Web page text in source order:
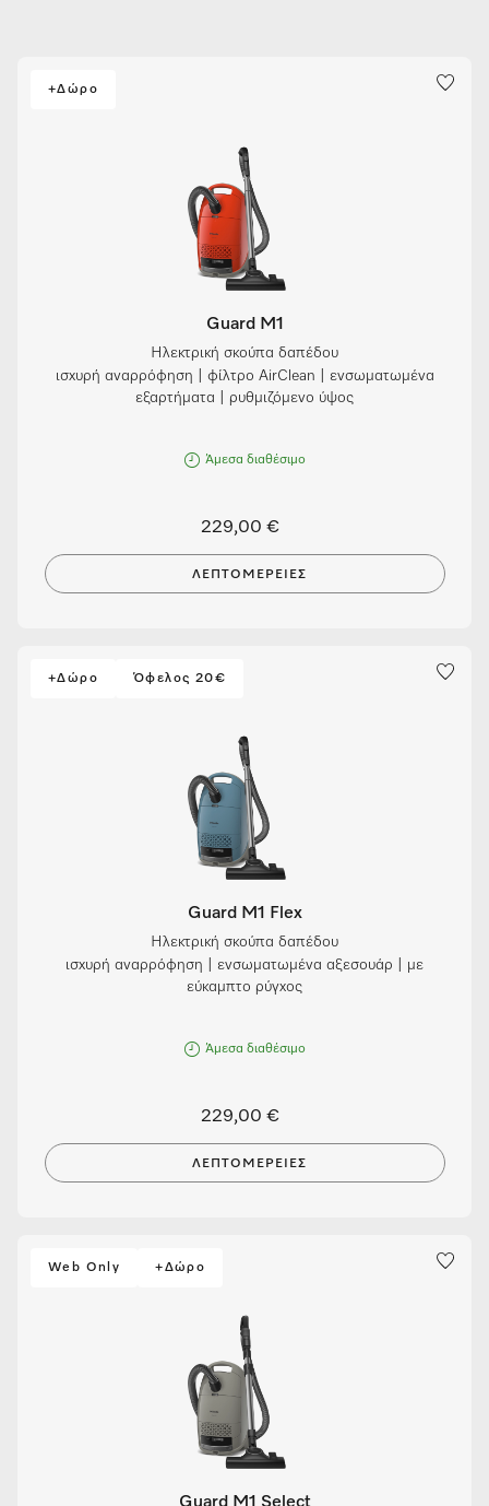
+Δώρο
Guard M1
Ηλεκτρική σκούπα δαπέδου
ισχυρή αναρρόφηση | φίλτρο AirClean | ενσωματωμένα
εξαρτήματα | ρυθμιζόμενο ύψος
Άμεσα διαθέσιμο
229,00 €
ΛΕΠΤΟΜΈΡΕΙΕΣ
+Δώρο Όφελος 20€
Guard M1 Flex
Ηλεκτρική σκούπα δαπέδου
ισχυρή αναρρόφηση | ενσωματωμένα αξεσουάρ | με
εύκαμπτο ρύγχος
Άμεσα διαθέσιμο
229,00 €
ΛΕΠΤΟΜΈΡΕΙΕΣ
Web Only +Δώρο